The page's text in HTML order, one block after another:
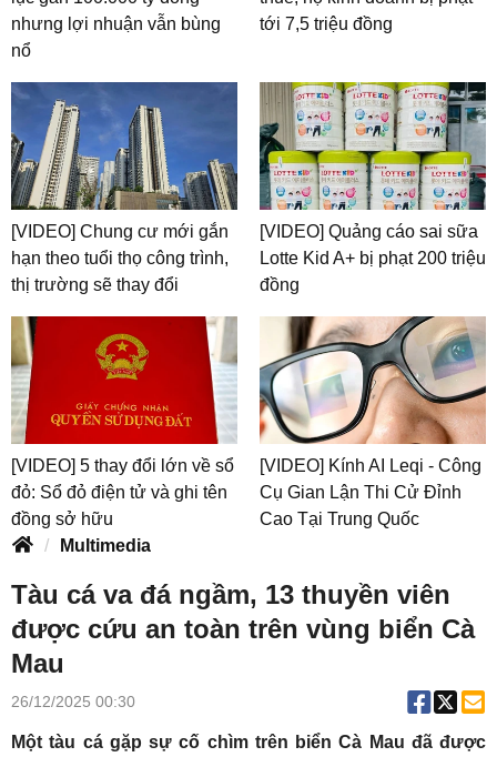
nhưng lợi nhuận vẫn bùng
nổ
tới 7,5 triệu đồng
[VIDEO] Chung cư mới gắn
hạn theo tuổi thọ công trình,
thị trường sẽ thay đổi
[VIDEO] Quảng cáo sai sữa
Lotte Kid A+ bị phạt 200 triệu
đồng
[VIDEO] 5 thay đổi lớn về sổ
đỏ: Sổ đỏ điện tử và ghi tên
đồng sở hữu
[VIDEO] Kính AI Leqi - Công
Cụ Gian Lận Thi Cử Đỉnh
Cao Tại Trung Quốc
Multimedia
Tàu cá va đá ngầm, 13 thuyền viên
được cứu an toàn trên vùng biển Cà
Mau
26/12/2025 00:30
Một tàu cá gặp sự cố chìm trên biển Cà Mau đã được